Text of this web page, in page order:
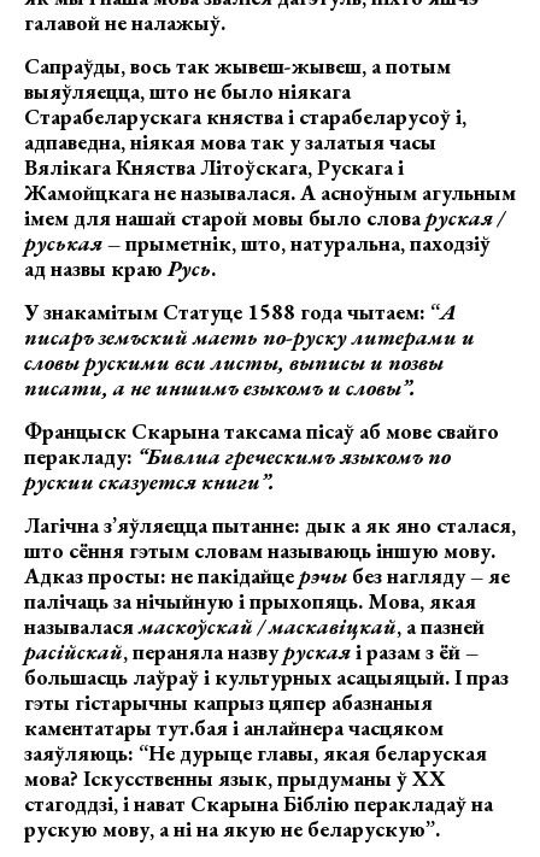
галавой не налажыў.
Сапраўды, вось так жывеш-жывеш, а потым
выяўляецца, што не было ніякага
Старабеларускага княства і старабеларусоў і,
адпаведна, ніякая мова так у залатыя часы
Вялікага Княства Літоўскага, Рускага і
Жамойцкага не называлася. А асноўным агульным
імем для нашай старой мовы было слова руская /
руськая– прыметнік, што, натуральна, паходзіў
ад назвы краюРусь.
У знакамітым Статуце 1588 года чытаем: “А
писаръ земъский маеть по-руску литерами и
словы рускими вси листы, выписы и позвы
писати, а не иншимъ езыкомъ и словы”.
Францыск Скарына таксама пісаў аб мове свайго
перакладу: “Бивлиа греческимъ языкомъ по
рускии сказуется книги”.
Лагічна з’яўляецца пытанне: дык а як яно сталася,
што сёння гэтым словам называюць іншую мову.
Адказ просты: не пакідайце рэчы без нагляду – яе
палічаць за нічыйную і прыхопяць. Мова, якая
называласямаскоўскай / маскавіцкай, а пазней
расійскай, пераняла назвурускаяі разам з ёй –
большасць лаўраў і культурных асацыяцый. І праз
гэты гістарычны капрыз цяпер абазнаныя
каментатары тут.бая і анлайнера часцяком
заяўляюць: “Не дурыце главы, якая беларуская
мова? Іскусственны язык, прыдуманы ў ХХ
стагоддзі, і нават Скарына Біблію перакладаў на
рускую мову, а ні на якую не беларускую”.